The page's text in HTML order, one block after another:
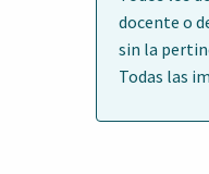
docente o
sin la
Todas las